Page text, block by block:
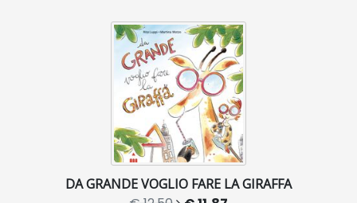
DA GRANDE VOGLIO FARE LA GIRAFFA